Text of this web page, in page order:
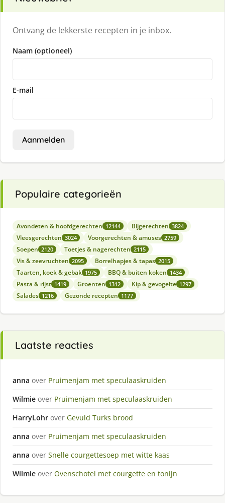
Ontvang de lekkerste recepten in je inbox.
Naam (optioneel)
E-mail
Aanmelden
Populaire categorieën
Avondeten & hoofdgerechten 12144 Bijgerechten 3824
Vleesgerechten 3024 Voorgerechten & amuses 2759
Soepen 2120 Toetjes & nagerechten 2115
Vis & zeevruchten 2095 Borrelhapjes & tapas 2015
Taarten, koek & gebak 1975 BBQ & buiten koken 1434
Pasta & rijst 1419 Groenten 1312 Kip & gevogelte 1297
Salades 1216 Gezonde recepten 1177
Laatste reacties
anna over Pruimenjam met speculaaskruiden
Wilmie over Pruimenjam met speculaaskruiden
HarryLohr over Gevuld Turks brood
anna over Pruimenjam met speculaaskruiden
anna over Snelle courgettesoep met witte kaas
Wilmie over Ovenschotel met courgette en tonijn